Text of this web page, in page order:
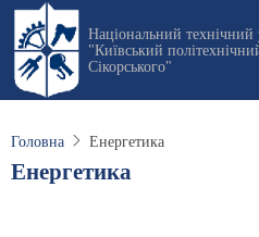
Перейти
основного
вмісту
Національний технічний
"Київський
Сікорського"
Головна Енергетика
Енергетика